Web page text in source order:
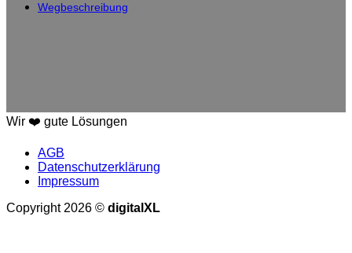
Wegbeschreibung
Wir ❤️ gute Lösungen
AGB
Datenschutzerklärung
Impressum
Copyright 2026 © digitalXL